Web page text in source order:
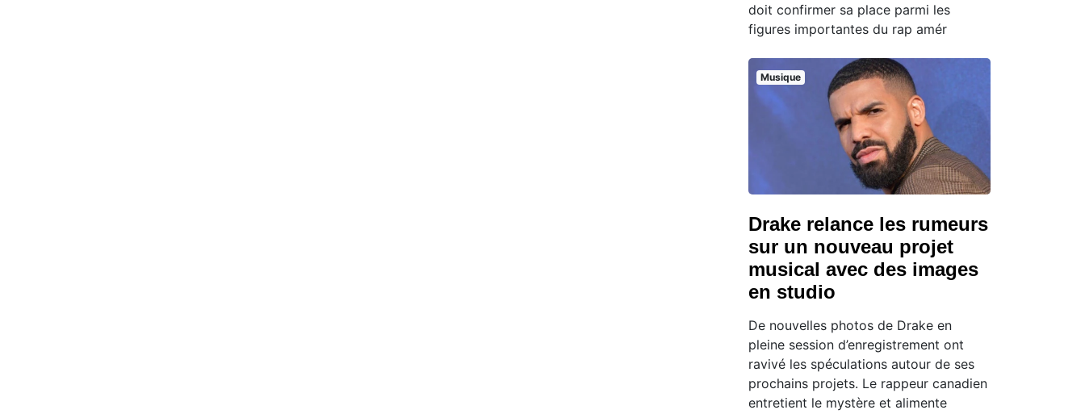
doit confirmer sa place parmi les
figures importantes du rap amér
Musique
Drake relance les rumeurs
sur un nouveau projet
musical avec des images
en studio
De nouvelles photos de Drake en
pleine session d’enregistrement ont
ravivé les spéculations autour de ses
prochains projets. Le rappeur canadien
entretient le mystère et alimente